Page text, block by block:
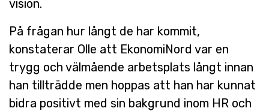
vision.
På frågan hur långt de har kommit,
konstaterar Olle att EkonomiNord var en
trygg och välmående arbetsplats långt innan
han tillträdde men hoppas att han har kunnat
bidra positivt med sin bakgrund inom HR och